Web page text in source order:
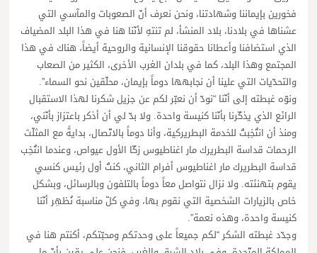
فخورين بإيماننا وشهادتنا، ونحن نعرف أنّ الصعوبات والمآسي التي
عشناها في بلادنا، بلاد المنشأ، لم تنتهِ لأنّنا هنا في هذا البلد المضياف
الذي استضافنا وأعطانا حقوقنا الإنسانية والروحية أيضاً، هناك في هذا
المجتمع وهذا البلد، كما في بلدان الغرب الأخرى، الكثير من الصعاب
والتحدّيات التي علينا أن نجابهها دوماً بإيمان، محلّقين نحو السماء”.
ونوّه غبطته إلى أنّنا “نودّ أن نعبّر لكم عن جزيل شكرنا لهذا الاستقبال
الرائع الذي يذكّرنا بأنّنا كنيسة واحدة. ولا بدّ لي أن أذكر باعتزاز بأنّني،
ومنذ أن انتُخِبتُ للخدمة البطريركية، وأنا دوماً بالاتّصال، بدايةً مع المثلّث
الرحمات قداسة البطريرك مار اغناطيوس زكّا الأول عيواص، وعندما انتُخِب
قداسة البطريرك مار اغناطيوس أفرام الثاني، كنتُ أول رئيس كنسي
يقوم بتهنئته. ولا نزال نتواصل معاً دوماً بالتلفون وبالرسائل، وبشكل
خاص بالزيارات الشخصية التي نقوم بها، وفي كلّ مناسبة نُظهِر أنّنا
كنيسة واحدة، وهذه نعمة”.
وجدّد غبطته الشكر “لكم جميعاً على وحدتكم ومحبّتكم، أكنتم هنا في